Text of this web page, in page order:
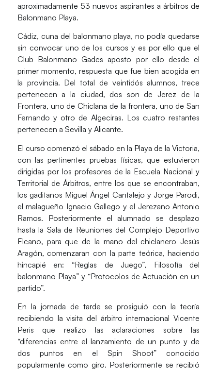
aproximadamente 53 nuevos aspirantes a árbitros de
Balonmano Playa.
Cádiz, cuna del balonmano playa, no podía quedarse
sin convocar uno de los cursos y es por ello que el
Club Balonmano Gades aposto por ello desde el
primer momento, respuesta que fue bien acogida en
la provincia. Del total de veintidós alumnos, trece
pertenecen a la ciudad, dos son de Jerez de la
Frontera, uno de Chiclana de la frontera, uno de San
Fernando y otro de Algeciras. Los cuatro restantes
pertenecen a Sevilla y Alicante.
El curso comenzó el sábado en la Playa de la Victoria,
con las pertinentes pruebas físicas, que estuvieron
dirigidas por los profesores de la Escuela Nacional y
Territorial de Árbitros, entre los que se encontraban,
los gaditanos Miguel Ángel Cantalejo y Jorge Parodi,
el malagueño Ignacio Gallego y el Jerezano Antonio
Ramos. Posteriormente el alumnado se desplazo
hasta la Sala de Reuniones del Complejo Deportivo
Elcano, para que de la mano del chiclanero Jesús
Aragón, comenzaran con la parte teórica, haciendo
hincapié en: “Reglas de Juego”, Filosofía del
balonmano Playa” y “Protocolos de Actuación en un
partido”.
En la jornada de tarde se prosiguió con la teoría
recibiendo la visita del árbitro internacional Vicente
Peris que realizo las aclaraciones sobre las
“diferencias entre el lanzamiento de un punto y de
dos puntos en el Spin Shoot” conocido
popularmente como giro. Posteriormente se recibió